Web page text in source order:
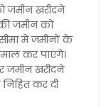
जमीन खरीदने
जमीन को
में जमीनों के
कर पाएंगे।
जमीन खरीदने
कर दी